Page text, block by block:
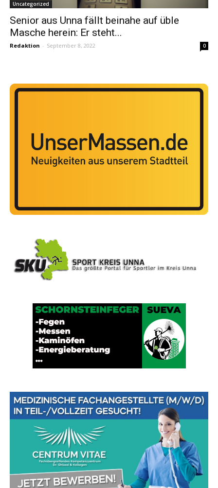
Uncategorized
Senior aus Unna fällt beinahe auf üble
Masche herein: Er steht...
Redaktion - September 8, 2022 0